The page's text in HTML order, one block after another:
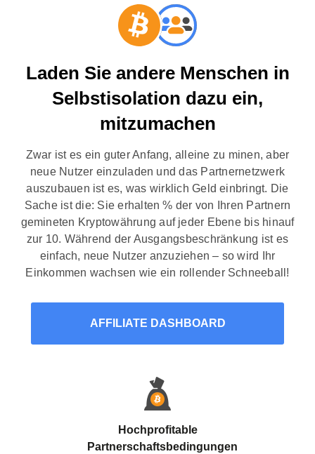
Laden Sie andere Menschen in
Selbstisolation dazu ein,
mitzumachen
Zwar ist es ein guter Anfang, alleine zu minen, aber
neue Nutzer einzuladen und das Partnernetzwerk
auszubauen ist es, was wirklich Geld einbringt. Die
Sache ist die: Sie erhalten % der von Ihren Partnern
gemineten Kryptowährung auf jeder Ebene bis hinauf
zur 10. Während der Ausgangsbeschränkung ist es
einfach, neue Nutzer anzuziehen – so wird Ihr
Einkommen wachsen wie ein rollender Schneeball!
AFFILIATE DASHBOARD
Hochprofitable
Partnerschaftsbedingungen